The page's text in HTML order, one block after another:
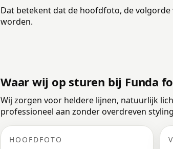
Dat betekent dat de hoofdfoto, de
worden.
Waar wij op sturen bij Funda
Wij zorgen voor heldere lijnen, natuurlijk
professioneel aan zonder overdreven
HOOFDFOTO